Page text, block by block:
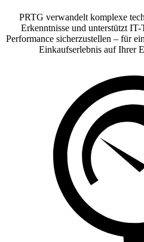
PRTG verwandelt komplexe
Erkenntnisse und unterstützt IT-
Performance sicherzustellen – für
Einkaufserlebnis auf Ihrer